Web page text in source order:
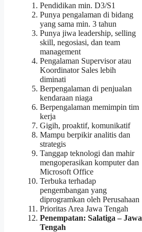
Pendidikan min. D3/S1
Punya pengalaman di bidang
yang sama min. 3 tahun
Punya jiwa leadership, selling
skill, negosiasi, dan team
management
Pengalaman Supervisor atau
Koordinator Sales lebih
diminati
Berpengalaman di penjualan
kendaraan niaga
Berpengalaman memimpin tim
kerja
Gigih, proaktif, komunikatif
Mampu berpikir analitis dan
strategis
Tanggap teknologi dan mahir
mengoperasikan komputer dan
Microsoft Office
Terbuka terhadap
pengembangan yang
diprogramkan oleh Perusahaan
Prioritas Area Jawa Tengah
Penempatan: Salatiga – Jawa
Tengah